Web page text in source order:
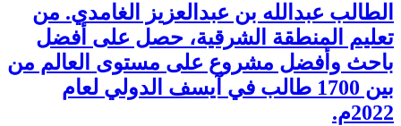
الطالب عبدالله بن عبدالعزيز الغامدي. من
تعليم المنطقة الشرقية، حصل على أفضل
باحث وأفضل مشروع على مستوى العالم من
بين 1700 طالب في آيسف الدولي لعام
2022م.